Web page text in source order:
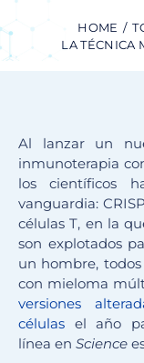
HOME
LA TÉCNICA
Al lanzar un
inmunoterapia
los científicos
vanguardia:
células T, en la
son explotados
un hombre,
con mieloma
versiones
células el año
línea en Science